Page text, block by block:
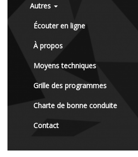
Autres
Écouter en ligne
À propos
Moyens techniques
Grille des programmes
Charte de bonne conduite
Contact